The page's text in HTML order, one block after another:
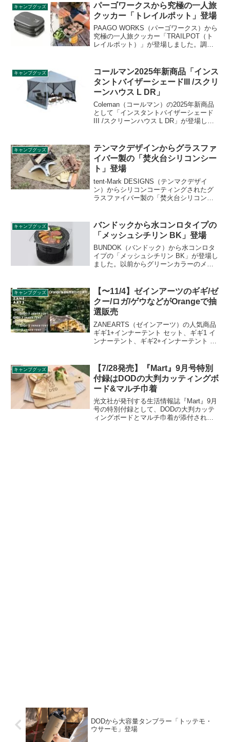
キャンプグッズ
パーゴワークスから究極の一人旅
クッカー「トレイルポット」登場
PAAGO WORKS（パーゴワークス）から
究極の一人旅クッカー「TRAILPOT（ト
レイルポット）」が登場しました。調理
理道具です。詳細をレビューします。
キャンプグッズ
コールマン2025年新商品「インス
タントバイザーシェードIII /スクリ
ーンハウス L DR」
Coleman（コールマン）の2025年新商品
として「インスタントバイザーシェード
III /スクリーンハウス L DR」が登場しま
ッシュクリーン付きのワンタッチで簡単
組立可能なシェードのLサイズです。詳細
をレビューします。
キャンプグッズ
テンマクデザインからグラスファ
イバー製の「焚火台シリコンシー
ト」登場
tent-Mark DESIGNS（テンマクデザイ
ン）からシリコンコーティングされたグ
ラスファイバー製の「焚火台シリコンシ
るのでお手入れも簡単です。詳細をレビ
ューします。
キャンプグッズ
バンドックから水コンロタイプの
「メッシュシチリン BK」登場
BUNDOK（バンドック）から水コンロタ
イプの「メッシュシチリン BK」が登場し
ました。以前からグリーンカラーのメッ
ルされました。詳細をレビューします。
キャンプグッズ
【〜11/4】ゼインアーツのギギ/ゼ
クー/ロガ/ゲウなどがOrangeで抽
選販売
ZANEARTS（ゼインアーツ）の人気商品
ギギ1+インナーテント セット、ギギ1 イ
ンナーテント、ギギ2+インナーテント セ
アショップOrange（オレンジ）のオンラ
インストアにて抽選販売されます。詳細
をレビューします。
キャンプグッズ
【7/28発売】『Mart』9月号特別
付録はDODの大判カッティングボ
ード&マルチ巾着
光文社が発刊する生活情報誌『Mart』9月
号の特別付録として、DODの大判カッテ
ィングボードとマルチ巾着が添付されま
DODから大容量タンブラー「トッテモ・
ウサーモ」登場